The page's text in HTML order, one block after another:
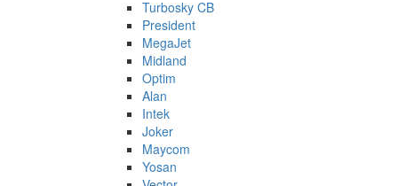
Turbosky CB
President
MegaJet
Midland
Optim
Alan
Intek
Joker
Maycom
Yosan